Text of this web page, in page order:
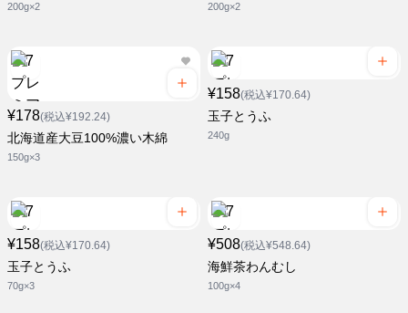
200g×2 200g×2
¥178(税込¥192.24)
北海道産大豆100%濃い木綿
150g×3
¥158(税込¥170.64)
玉子とうふ
240g
¥158(税込¥170.64)
玉子とうふ
70g×3
¥508(税込¥548.64)
海鮮茶わんむし
100g×4